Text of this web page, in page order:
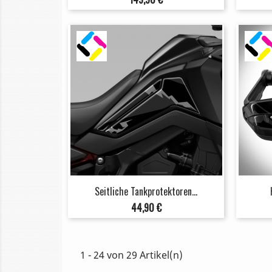
Seitliche Tankprotektoren...
Preis
44,90 €
1 - 24 von 29 Artikel(n)